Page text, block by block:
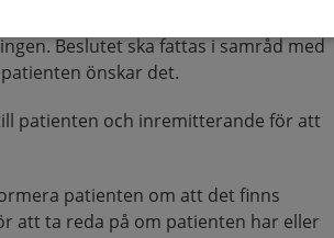
(SVF) skickas, beakta att patienten
Beslutet ska fattas i samråd med
önskar det.
patienten och inremitterande för att
patienten om att det finns
att ta reda på om patienten har eller